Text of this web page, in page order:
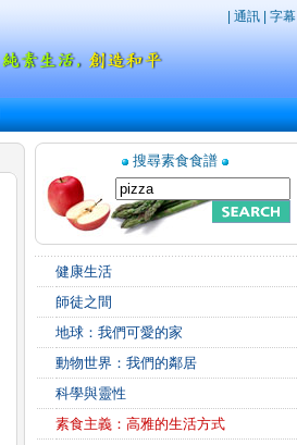
通訊 字幕
搜尋素食食譜
健康生活
師徒之間
地球：我們可愛的家
動物世界：我們的鄰居
科學與靈性
素食主義：高雅的生活方式